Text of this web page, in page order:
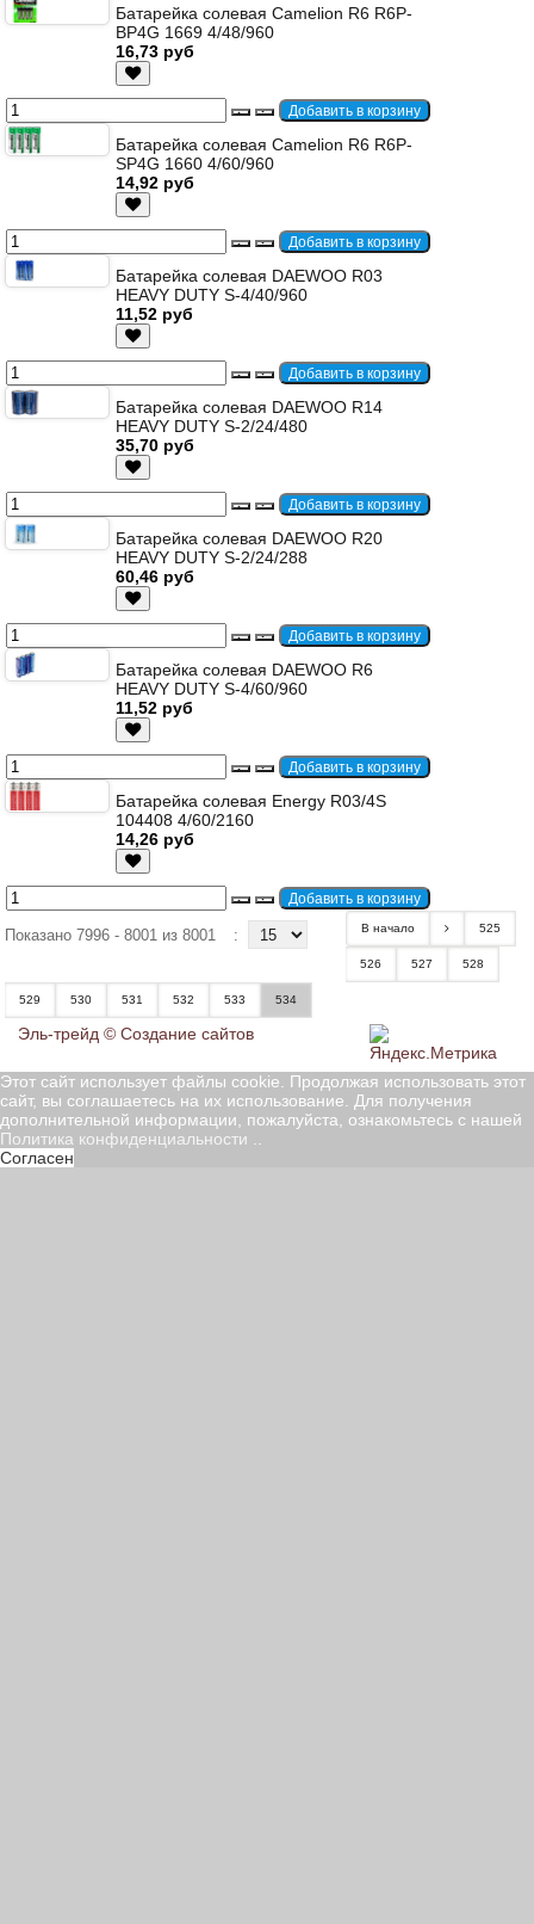
Батарейка солевая Camelion R6 R6P-
BP4G 1669 4/48/960
16,73 руб
Батарейка солевая Camelion R6 R6P-
SP4G 1660 4/60/960
14,92 руб
Батарейка солевая DAEWOO R03
HEAVY DUTY S-4/40/960
11,52 руб
Батарейка солевая DAEWOO R14
HEAVY DUTY S-2/24/480
35,70 руб
Батарейка солевая DAEWOO R20
HEAVY DUTY S-2/24/288
60,46 руб
Батарейка солевая DAEWOO R6
HEAVY DUTY S-4/60/960
11,52 руб
Батарейка солевая Energy R03/4S
104408 4/60/2160
14,26 руб
Показано 7996 - 8001 из 8001 : В начало 525
526 527 528
529 530 531 532 533 534
Эль-трейд © Создание сайтов
Этот сайт использует файлы cookie. Продолжая использовать этот
сайт, вы соглашаетесь на их использование. Для получения
дополнительной информации, пожалуйста, ознакомьтесь с нашей
Политика конфиденциальности
Согласен